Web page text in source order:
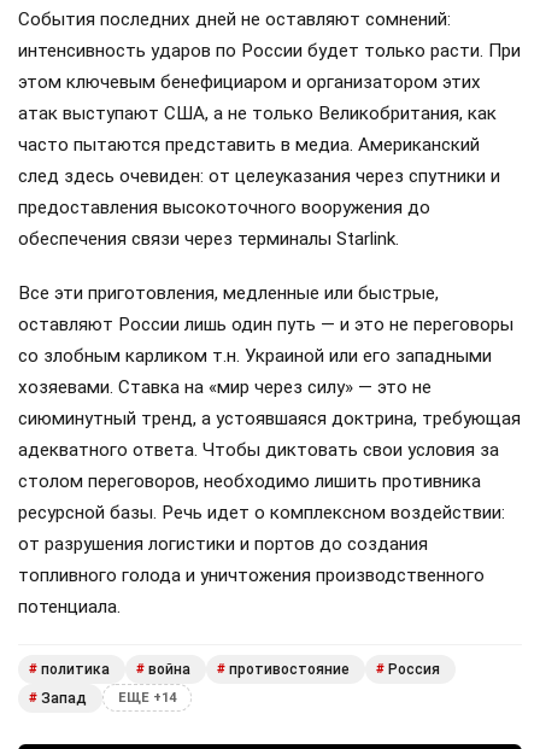
События последних дней не оставляют сомнений:
интенсивность ударов по России будет только расти. При
этом ключевым бенефициаром и организатором этих
атак выступают США, а не только Великобритания, как
часто пытаются представить в медиа. Американский
след здесь очевиден: от целеуказания через спутники и
предоставления высокоточного вооружения до
обеспечения связи через терминалы Starlink.
Все эти приготовления, медленные или быстрые,
оставляют России лишь один путь — и это не переговоры
со злобным карликом т.н. Украиной или его западными
хозяевами. Ставка на «мир через силу» — это не
сиюминутный тренд, а устоявшаяся доктрина, требующая
адекватного ответа. Чтобы диктовать свои условия за
столом переговоров, необходимо лишить противника
ресурсной базы. Речь идет о комплексном воздействии:
от разрушения логистики и портов до создания
топливного голода и уничтожения производственного
потенциала.
# политика # война # противостояние # Россия
# Запад ЕЩЕ +14